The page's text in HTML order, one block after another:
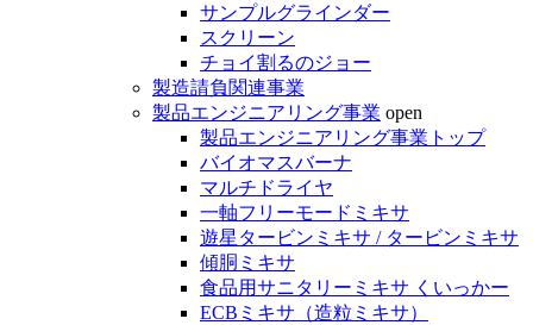
サンプルグラインダー
スクリーン
チョイ割るのジョー
製造請負関連事業
製品エンジニアリング事業 open
製品エンジニアリング事業トップ
バイオマスバーナ
マルチドライヤ
一軸フリーモードミキサ
遊星タービンミキサ / タービンミキサ
傾胴ミキサ
食品用サニタリーミキサ くいっかー
ECBミキサ（造粒ミキサ）